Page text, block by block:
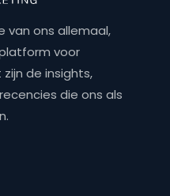
van ons allemaal,
voor
de insights,
die ons als